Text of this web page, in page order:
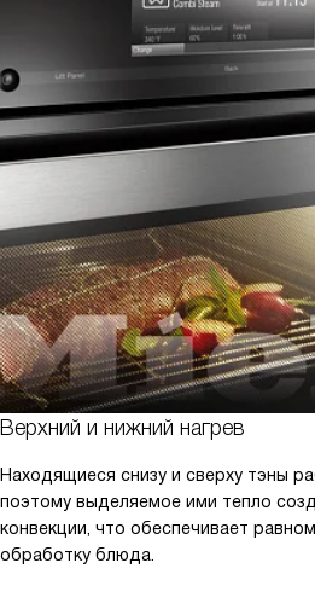
Верхний и нижний нагрев
Находящиеся снизу и сверху тэны
поэтому выделяемое ими тепло
конвекции, что обеспечивает
обработку блюда.